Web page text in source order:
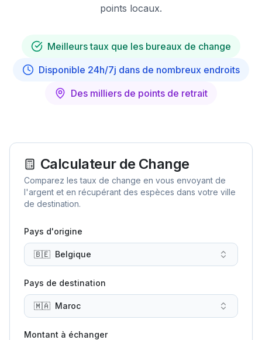
points locaux.
Meilleurs taux que les bureaux de change
Disponible 24h/7j dans de nombreux endroits
Des milliers de points de retrait
Calculateur de Change
Comparez les taux de change en vous envoyant de
l'argent et en récupérant des espèces dans votre ville
de destination.
Pays d'origine
🇧🇪 Belgique
Pays de destination
🇲🇦 Maroc
Montant à échanger